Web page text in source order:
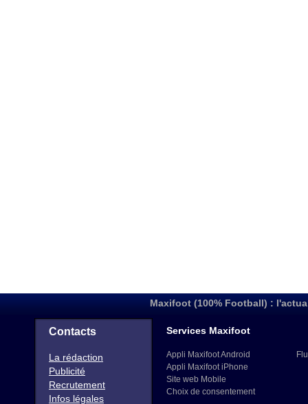
Maxifoot (100% Football) :
Contacts
La rédaction
Publicité
Recrutement
Infos légales
Services Maxifoot
Appli Maxifoot Android
Appli Maxifoot iPhone
Site web Mobile
Choix de consentement